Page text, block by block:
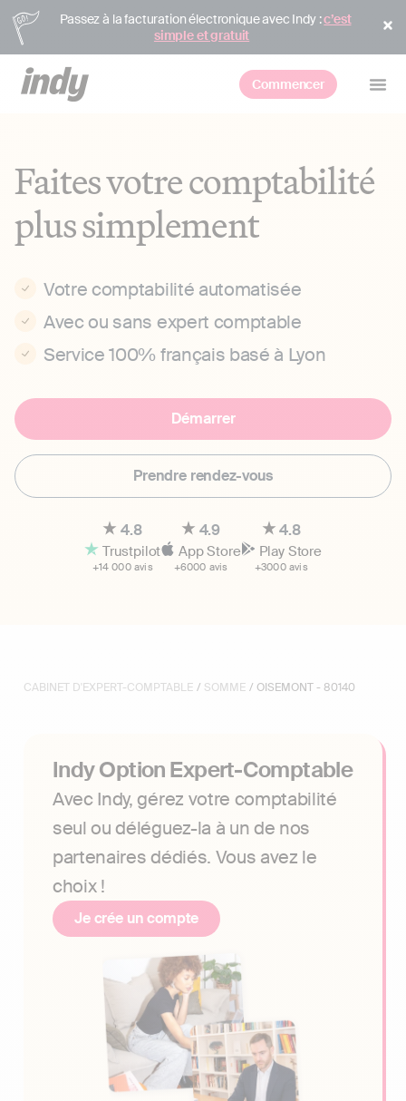
Passez à la facturation électronique avec Indy :c’est
simple et gratuit
Commencer
Faites votre comptabilité
plus simplement
Votre comptabilité automatisée
Avec ou sans expert comptable
Service 100% français basé à Lyon
Démarrer
Prendre rendez-vous
4.8
Trustpilot
+14 000 avis
4.9
App Store
+6000 avis
4.8
Play Store
+3000 avis
CABINET D'EXPERT-COMPTABLE / SOMME / OISEMONT - 80140
Indy Option Expert-Comptable
Avec Indy, gérez votre comptabilité
seul ou déléguez-la à un de nos
partenaires dédiés. Vous avez le
choix !
Je crée un compte